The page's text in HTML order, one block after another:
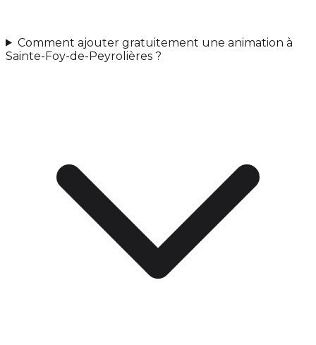
Comment ajouter gratuitement une animation à
Sainte-Foy-de-Peyrolières ?